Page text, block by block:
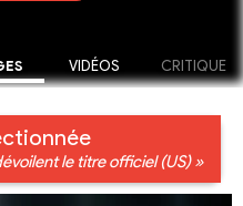
VIDÉOS CRITIQUE
le titre officiel (US) »